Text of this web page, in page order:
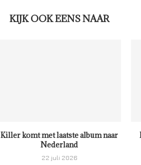
KIJK OOK EENS NAAR
Killer komt met laatste album naar
Nederland
22 juli 2026